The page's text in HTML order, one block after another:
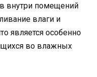
внутри помещений
влаги и
является особенно
во влажных